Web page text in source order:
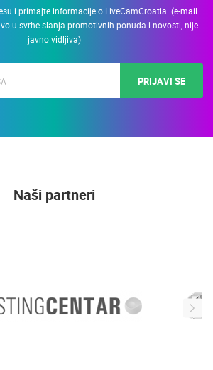
i primajte informacije o LiveCamCroatia. (e-mail
u svrhe slanja promotivnih ponuda i novosti, nije
javno vidljiva)
PRIJAVI SE
Naši partneri